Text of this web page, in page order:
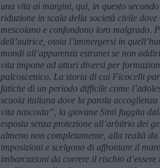
una vita ai margini, qui, in questo
riduzione in scala della società civile
mescolano e confondono loro malgrado.
dell’autrice, ossia l’immergersi in
mondi all’apparenza estranei se non
vita impone ad attori diversi per
palcoscenico. La storia di cui Ficocelli
fatiche di un periodo difficile come
scuola italiana dove la parola accoglienza
vita nascosta”, la giovane Sinti fuggita
esposta senza protezione all’arbitrio dei
almeno non completamente, alla realtà
imposizioni e scelgono di affrontare il
imbarcazioni da correre il rischio